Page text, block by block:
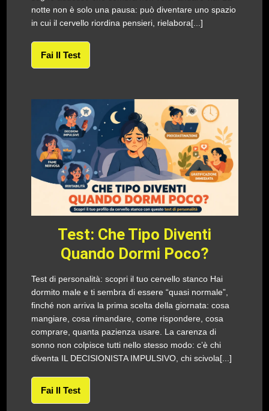
notte non è solo una pausa: può diventare uno spazio
in cui il cervello riordina pensieri, rielabora[...]
Fai Il Test
Test: Che Tipo Diventi
Quando Dormi Poco?
Test di personalità: scopri il tuo cervello stanco Hai
dormito male e ti sembra di essere “quasi normale”,
finché non arriva la prima scelta della giornata: cosa
mangiare, cosa rimandare, come rispondere, cosa
comprare, quanta pazienza usare. La carenza di
sonno non colpisce tutti nello stesso modo: c’è chi
diventa IL DECISIONISTA IMPULSIVO, chi scivola[...]
Fai Il Test